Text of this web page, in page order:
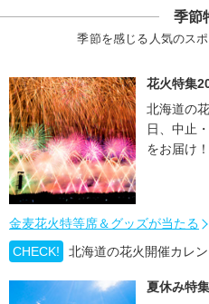
季節
季節を感じる人気のス
花火特集
北海道の
日、中止
をお届け！
金麦花火特等席＆グッズが当たる
CHECK!
北海道の花火開催カレ
夏休み特